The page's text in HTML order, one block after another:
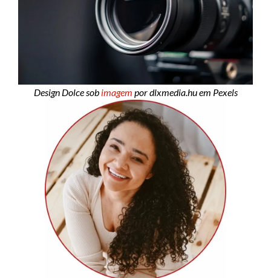
Design Dolce sob imagem por dlxmedia.hu em Pexels